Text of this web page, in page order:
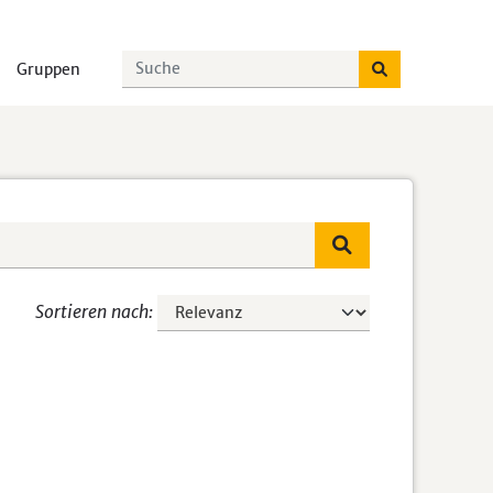
Gruppen
Sortieren nach